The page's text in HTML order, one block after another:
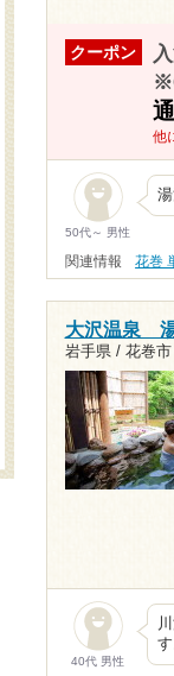
クーポン
他
50代～ 男性
関連情報 花巻
大沢温泉 湯
岩手県 / 花巻
40代 男性